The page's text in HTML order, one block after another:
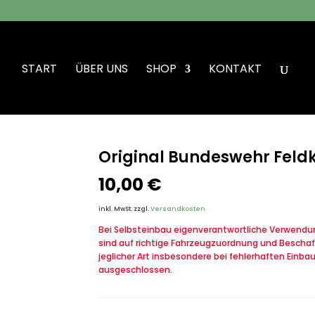
START ÜBER UNS SHOP KONTAKT
Original Bundeswehr
10,00 €
inkl. MwSt. zzgl.Versandkosten
Bei Selbsteinbau eigenverantwortliche
sind auf richtige Fahrzeugzuordnung und
jeglicher Art insbesondere bei fehlerhaften
ausgeschlossen.